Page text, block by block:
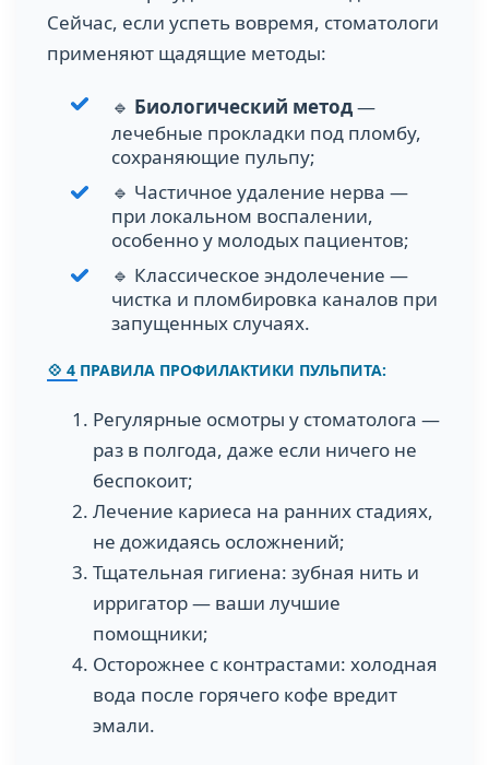
Сейчас, если успеть вовремя, стоматологи
применяют щадящие методы:
🔹 Биологический метод—
лечебные прокладки под пломбу,
сохраняющие пульпу;
🔹 Частичное удаление нерва —
при локальном воспалении,
особенно у молодых пациентов;
🔹 Классическое эндолечение —
чистка и пломбировка каналов при
запущенных случаях.
💠 4 ПРАВИЛА ПРОФИЛАКТИКИ ПУЛЬПИТА:
Регулярные осмотры у стоматолога —
раз в полгода, даже если ничего не
беспокоит;
Лечение кариеса на ранних стадиях,
не дожидаясь осложнений;
Тщательная гигиена: зубная нить и
ирригатор — ваши лучшие
помощники;
Осторожнее с контрастами: холодная
вода после горячего кофе вредит
эмали.